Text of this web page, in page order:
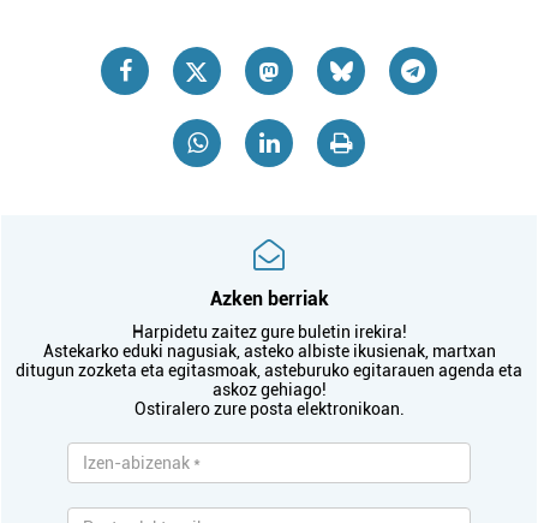
Azken berriak
Harpidetu zaitez gure buletin irekira!
Astekarko eduki nagusiak, asteko albiste ikusienak, martxan
ditugun zozketa eta egitasmoak, asteburuko egitarauen agenda eta
askoz gehiago!
Ostiralero zure posta elektronikoan.